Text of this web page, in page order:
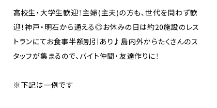
高校生・大学生歓迎！主婦(主夫)の方も、世代を問わず歓
迎！神戸・明石から通える◎お休みの日は約20施設のレス
トランにてお食事半額割引あり♪島内外からたくさんのス
タッフが集まるので、バイト仲間・友達作りに！
※下記は一例です